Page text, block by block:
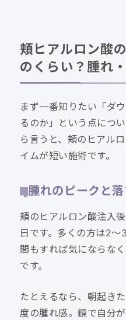
頬ヒアルロン酸
のくらい？腫れ
まず一番知りたい「ダ
るのか」という点につ
ら言うと、頬のヒアル
イムが短い施術です。
腫れのピークと
頬のヒアルロン酸注入
日です。多くの方は2〜
間もすれば気にならな
です。
たとえるなら、朝起き
度の腫れ感。鏡で自分